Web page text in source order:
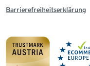
Barrierefreiheitserklärung